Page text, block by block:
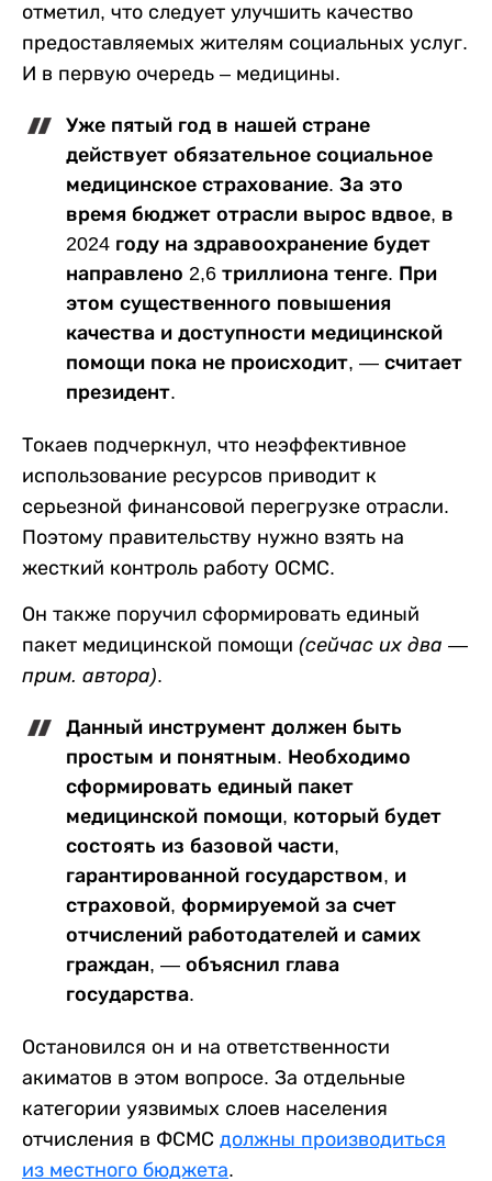
отметил, что следует улучшить качество
предоставляемых жителям социальных услуг.
И в первую очередь – медицины.
Уже пятый год в нашей стране
действует обязательное социальное
медицинское страхование. За это
время бюджет отрасли вырос вдвое, в
2024 году на здравоохранение будет
направлено 2,6 триллиона тенге. При
этом существенного повышения
качества и доступности медицинской
помощи пока не происходит, — считает
президент.
Токаев подчеркнул, что неэффективное
использование ресурсов приводит к
серьезной финансовой перегрузке отрасли.
Поэтому правительству нужно взять на
жесткий контроль работу ОСМС.
Он также поручил сформировать единый
пакет медицинской помощи (сейчас их два —
прим. автора).
Данный инструмент должен быть
простым и понятным. Необходимо
сформировать единый пакет
медицинской помощи, который будет
состоять из базовой части,
гарантированной государством, и
страховой, формируемой за счет
отчислений работодателей и самих
граждан, — объяснил глава
государства.
Остановился он и на ответственности
акиматов в этом вопросе. За отдельные
категории уязвимых слоев населения
отчисления в ФСМС должны производиться
из местного бюджета.